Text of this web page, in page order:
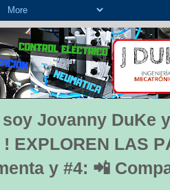
Jovanny DuKe
EXPLOREN LAS
y #4: 📲